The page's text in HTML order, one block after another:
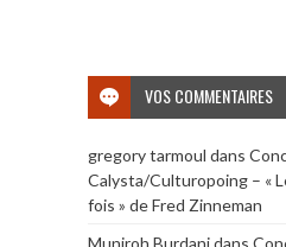
VOS COMMENTAIRES
gregory tarmoul dans
Calysta/Culturopoing – «
fois » de Fred Zinneman
Muniroh Burdanidans